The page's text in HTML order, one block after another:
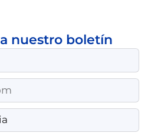
nuestro boletín